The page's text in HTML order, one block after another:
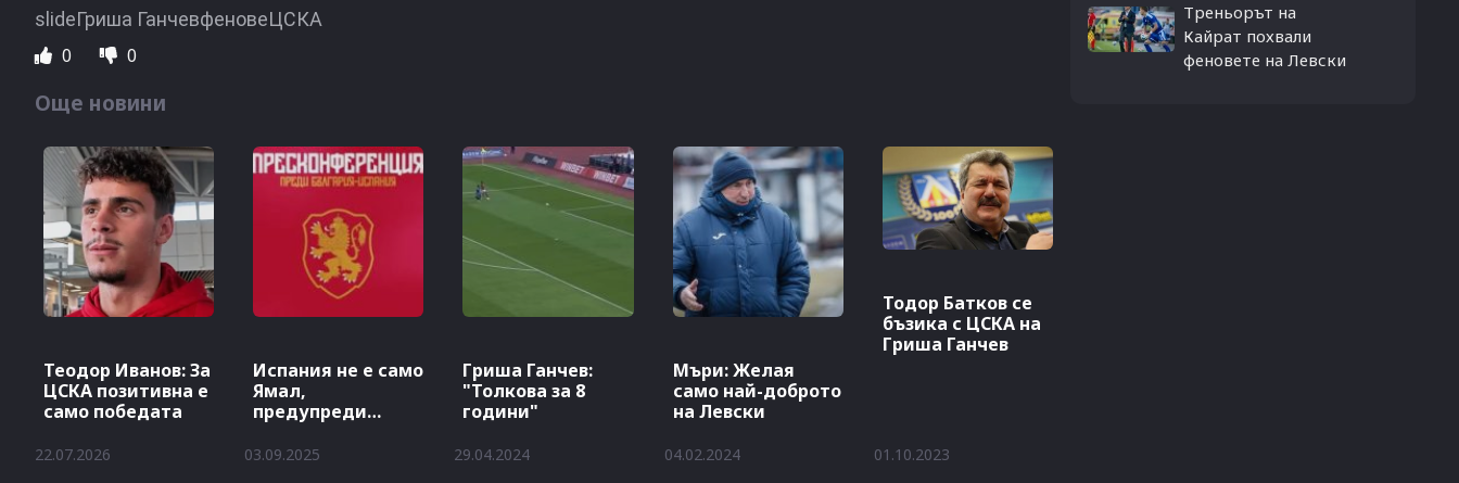
slideГриша ГанчевфеновеЦСКА
0 0
Още новини
Теодор Иванов: За
ЦСКА позитивна е
само победата
22.07.2026
Испания не е само
Ямал,
предупреди
03.09.2025
Гриша Ганчев:
"Толкова за 8
години"
29.04.2024
Мъри: Желая
само най-доброто
на Левски
04.02.2024
Тодор Батков се
бъзика с ЦСКА на
Гриша Ганчев
01.10.2023
Треньорът на
Кайрат похвали
феновете на Левски